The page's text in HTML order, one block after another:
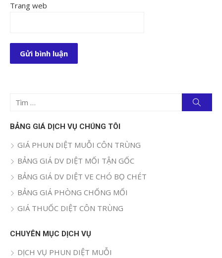
Trang web
Tìm
quả
kiếm
BẢNG GIÁ DỊCH VỤ CHÚNG TÔI
GIÁ PHUN DIỆT MUỖI CÔN TRÙNG
BẢNG GIÁ DV DIỆT MỐI TẬN GỐC
BẢNG GIÁ DV DIỆT VE CHÓ BỌ CHÉT
BẢNG GIÁ PHÒNG CHỐNG MỐI
GIÁ THUỐC DIỆT CÔN TRÙNG
CHUYÊN MỤC DỊCH VỤ
DỊCH VỤ PHUN DIỆT MUỖI